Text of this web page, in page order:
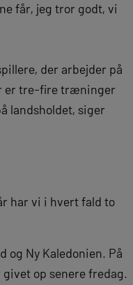
får, jeg tror godt, vi
der arbejder på
er tre-fire træninger
landsholdet, siger
har vi i hvert fald to
og Ny Kaledonien. På
op senere fredag.